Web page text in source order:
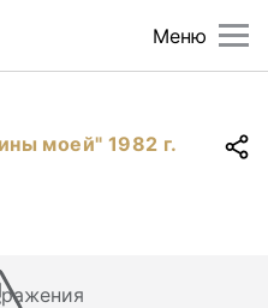
Меню
моей" 1982 г.